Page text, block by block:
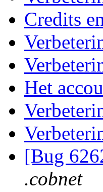
Credits
Het
[Bug
.cobnet